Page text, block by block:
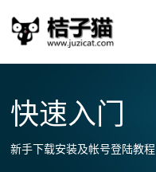
快速入门
新手下载安装及帐号登陆教程